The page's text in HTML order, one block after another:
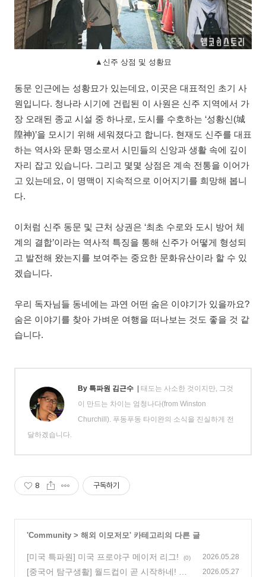
▲신주 상점 및 성황묘
동문 인근에는 성황묘가 있는데요, 이곳은 대표적인 초기 사
원입니다. 청나라 시기에 건립된 이 사원은 신주 지역에서 가
장 오래된 종교 시설 중 하나로, 도시를 수호하는 ‘성황신(城
隍神)’을 모시기 위해 세워졌다고 합니다. 현재도 신주를 대표
하는 역사와 문화 명소로서 시민들의 신앙과 생활 속에 깊이
자리 잡고 있습니다. 그리고 몇몇 상점은 계속 전통을 이어가
고 있는데요, 이 명맥이 지속적으로 이어지기를 희망해 봅니
다.
이처럼 신주 동문 및 근처 상권은 ‘최초 수로와 도시 방어 체
계의 결합’이라는 역사적 특징을 통해 신주가 어떻게 형성되
고 발전해 왔는지를 보여주는 중요한 문화유산이라 할 수 있
겠습니다.
우리 독자님들 동네에는 과연 어떤 숨은 이야기가 있을까요?
숨은 이야기를 찾아 가벼운 여행을 떠나보는 것도 좋을 것 같
습니다.
By 특파원 김근수 | 태도는 사소한 것이지만, 그것
이 만드는 차이는 엄청나다(from Winston
Churchill). 푸동푸동 타이완의 소식을 진실하게 전
달하겠습니다.
8 구독하기
'Community > 해외 이모저모' 카테고리의 다른 글
[미국 특파원] 미국 프로야구 메이저 리그! (0) 2026.05.28
[중국어 탐구생활] 월드컵이 곧 시작하네! 世
2026.05.27